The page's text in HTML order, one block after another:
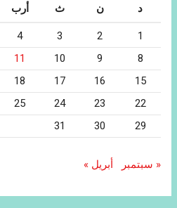
د ن ث أرب
1
2
3
4
8
9
10
11
15
16
17
18
22
23
24
25
29
30
31
« سبتمبر أبريل »